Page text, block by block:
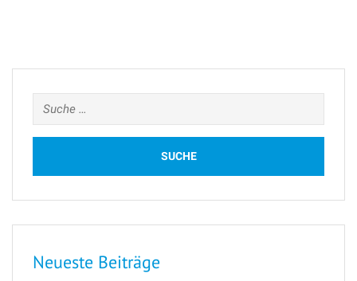
Suche
nach:
Neueste Beiträge